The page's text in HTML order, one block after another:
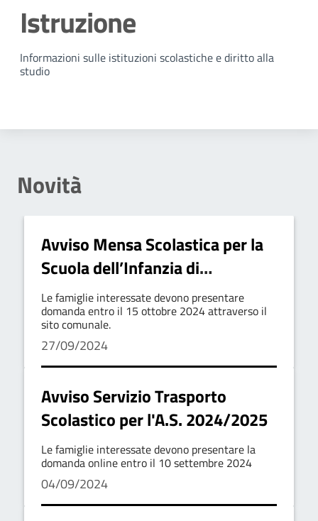
Istruzione
Dettagli della notizia
Informazioni sulle istituzioni scolastiche e diritto alla
studio
Novità
Avviso Mensa Scolastica per la
Scuola dell’Infanzia di
Castelvetere sul Calore - Anno
2024/2025
Le famiglie interessate devono presentare
domanda entro il 15 ottobre 2024 attraverso il
sito comunale.
27/09/2024
Avviso Servizio Trasporto
Scolastico per l'A.S. 2024/2025
Le famiglie interessate devono presentare la
domanda online entro il 10 settembre 2024
04/09/2024